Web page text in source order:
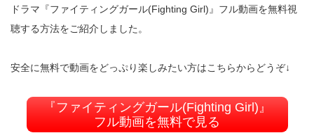
ドラマ『ファイティングガール(Fighting Girl)』フル動画を無料視
聴する方法をご紹介しました。
安全に無料で動画をどっぷり楽しみたい方はこちらからどうぞ↓
『ファイティングガール(Fighting Girl)』
フル動画を無料で見る